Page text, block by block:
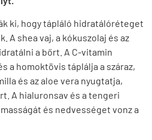
ki, hogy tápláló hidratálóréteget
A shea vaj, a kókuszolaj és az
a bőrt. A C-vitamin
a homoktövis táplálja a száraz,
és az aloe vera nyugtatja,
A hialuronsav és a tengeri
és nedvességet vonz a